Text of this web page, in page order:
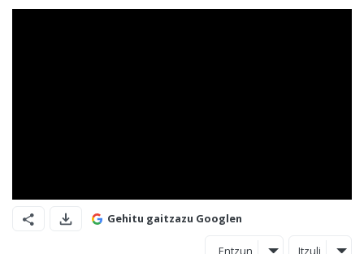
Gehitu gaitzazu Googlen
Entzun Itzuli